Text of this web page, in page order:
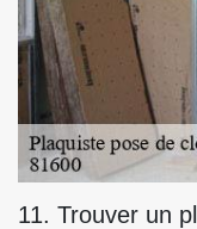
11. Trouver un